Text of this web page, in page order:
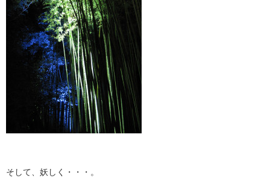
そして、妖しく・・・。